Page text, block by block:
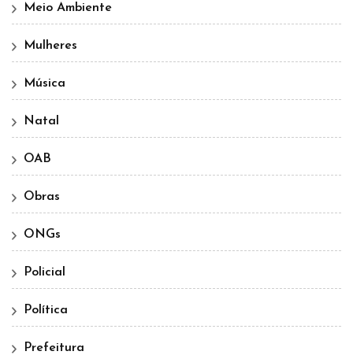
Meio Ambiente
Mulheres
Música
Natal
OAB
Obras
ONGs
Policial
Política
Prefeitura